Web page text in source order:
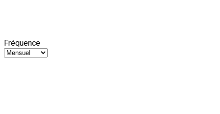
Fréquence